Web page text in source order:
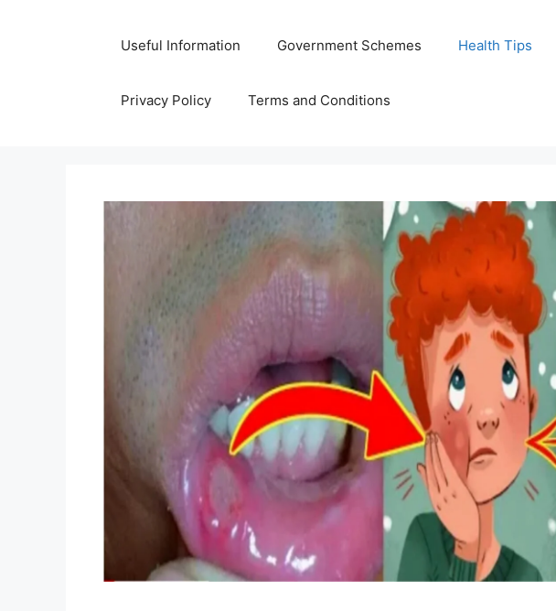
Useful Information Government Schemes Health Tips
Privacy Policy Terms and Conditions